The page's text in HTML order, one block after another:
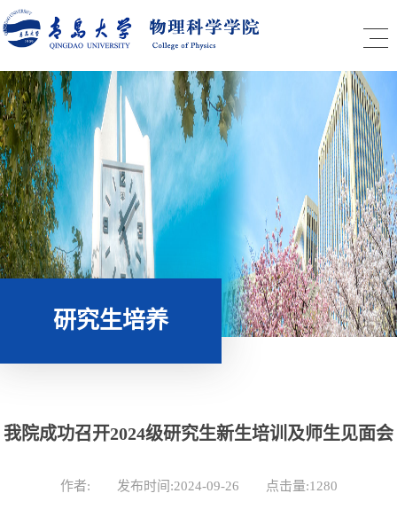
研究生培养
我院成功召开2024级研究生新生培训及师生见面会
作者: 发布时间:2024-09-26 点击量:1280